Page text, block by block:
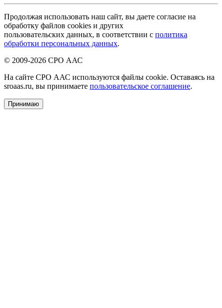
Продолжая использовать наш сайт, вы даете согласие на
обработку файлов cookies и других
пользовательских данных, в соответствии с политика
обработки персональных данных.
© 2009-2026 СРО ААС
На сайте СРО ААС используются файлы cookie. Оставаясь на
sroaas.ru, вы принимаете пользовательское соглашение.
Принимаю